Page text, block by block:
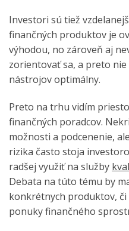
Investori sú tiež
finančných produktov je
výhodou, no zároveň aj
zorientovať sa, a preto
nástrojov optimálny.
Preto na trhu vidím
finančných poradcov.
možnosti a podcenenie,
rizika často stoja
radšej využiť na služby
Debata na túto tému by
konkrétnych produktov,
ponuky finančného